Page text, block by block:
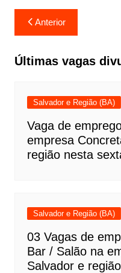
Navegação
de
Post
Anterior
Últimas vagas
Salvador e Região (BA)
Vaga de
empresa
região nesta
Salvador e Região (BA)
03 Vagas de
Bar / Salão na
Salvador e